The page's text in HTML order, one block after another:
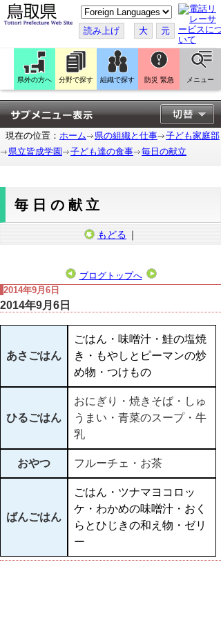
こ
の
ペ
ー
ジ
翻
訳
す
る
読み上げ 大 元
県外の方へ 分野で探す 組織で探す 防災 緊急 メニュー
現在の位置： ホーム 県の組織と仕事
子ども家庭部
県立皆成学園
子ども達の食事 毎日の献立
毎日の献立
もどる ｜
ブログトップへ
2014年9月6日
2014年9月6日
あさごはん
ごはん・味噌汁・鮭の塩焼
き・もやしとピーマンの炒
め物・つけもの
ひるごはん
おにぎり・焼きそば・しゅ
うまい・青菜のスープ・牛
乳
おやつ フルーチェ・お茶
ばんごはん
ごはん・ツナマヨコロッ
ケ・わかめの味噌汁・おく
らとひじきの和え物・ゼリ
ー